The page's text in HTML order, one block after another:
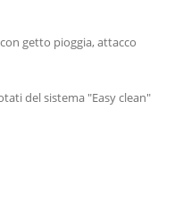
getto pioggia, attacco
del sistema "Easy clean"